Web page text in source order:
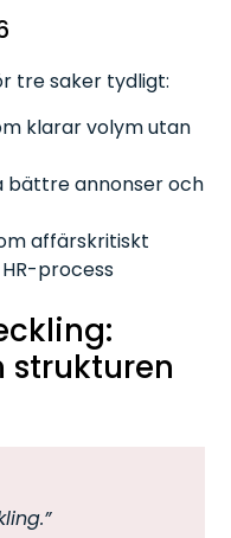
tre saker tydligt:
klarar volym utan
bättre annonser och
affärskritiskt
process
strukturen